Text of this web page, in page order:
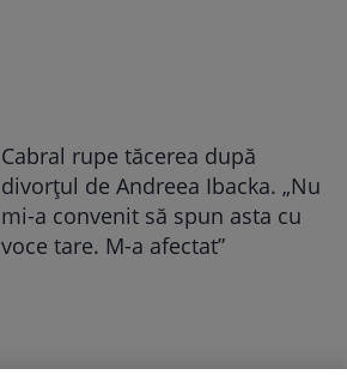
Cabral rupe tăcerea după
divorțul de Andreea Ibacka. „Nu
mi-a convenit să spun asta cu
voce tare. M-a afectat”